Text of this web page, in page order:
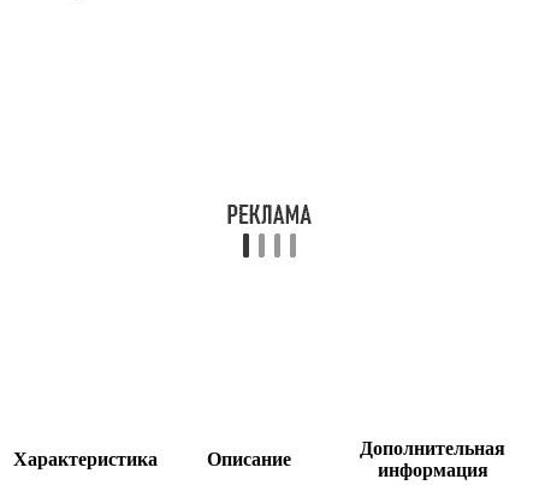
Характеристика Описание
Дополнительная
информация